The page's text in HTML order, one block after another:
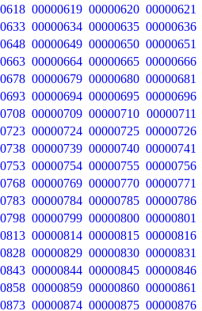
00000619 00000620 00000621
00000634 00000635 00000636
00000649 00000650 00000651
00000664 00000665 00000666
00000679 00000680 00000681
00000694 00000695 00000696
00000709 00000710 00000711
00000724 00000725 00000726
00000739 00000740 00000741
00000754 00000755 00000756
00000769 00000770 00000771
00000784 00000785 00000786
00000799 00000800 00000801
00000814 00000815 00000816
00000829 00000830 00000831
00000844 00000845 00000846
00000859 00000860 00000861
00000874 00000875 00000876